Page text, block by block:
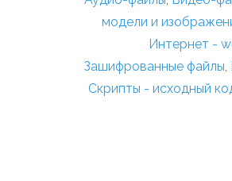
модели и
Интернет -
Зашифрованные файлы,
Скрипты - исходный